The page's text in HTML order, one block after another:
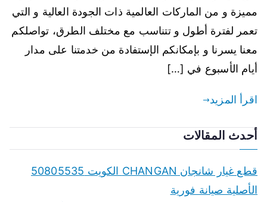
مميزة و من الماركات العالمية ذات الجودة العالية و التي
تعمر لفترة أطول و تتناسب مع مختلف الطرق، تواصلكم
معنا يسرنا و بإمكانكم الإستفادة من خدمتنا على مدار
أيام الأسبوع في […]
اقرأ المزيد
أحدث المقالات
قطع غيار شانجان CHANGAN الكويت 50805535
الأصلية صيانة فورية